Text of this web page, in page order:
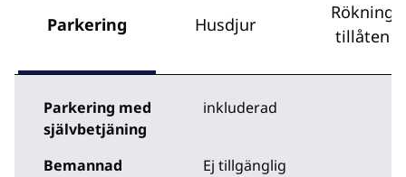
Parkering Husdjur
Rökning
tillåten
Parkering med
självbetjäning
inkluderad
Bemannad
Ej tillgänglig